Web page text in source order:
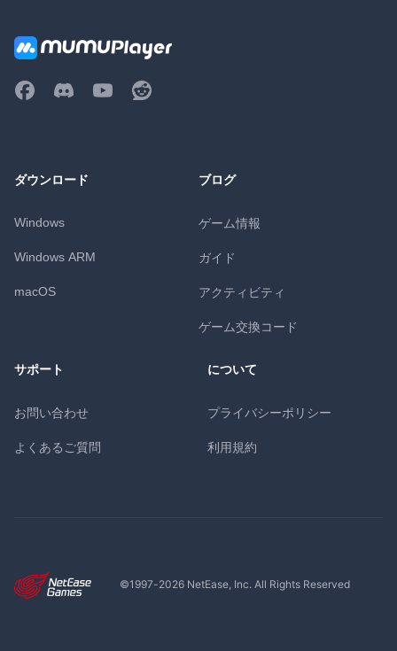
ダウンロード
Windows
Windows ARM
macOS
ブログ
ゲーム情報
ガイド
アクティビティ
ゲーム交換コード
サポート
お問い合わせ
よくあるご質問
について
プライバシーポリシー
利用規約
©1997-2026NetEase, Inc. All Rights Reserved